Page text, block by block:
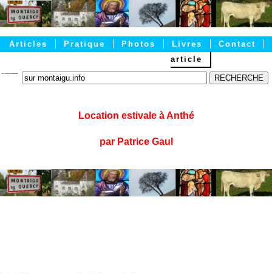
Contact
Livres
Photos
Pratique
Articles
article
Location estivale à Anthé
par Patrice Gaul